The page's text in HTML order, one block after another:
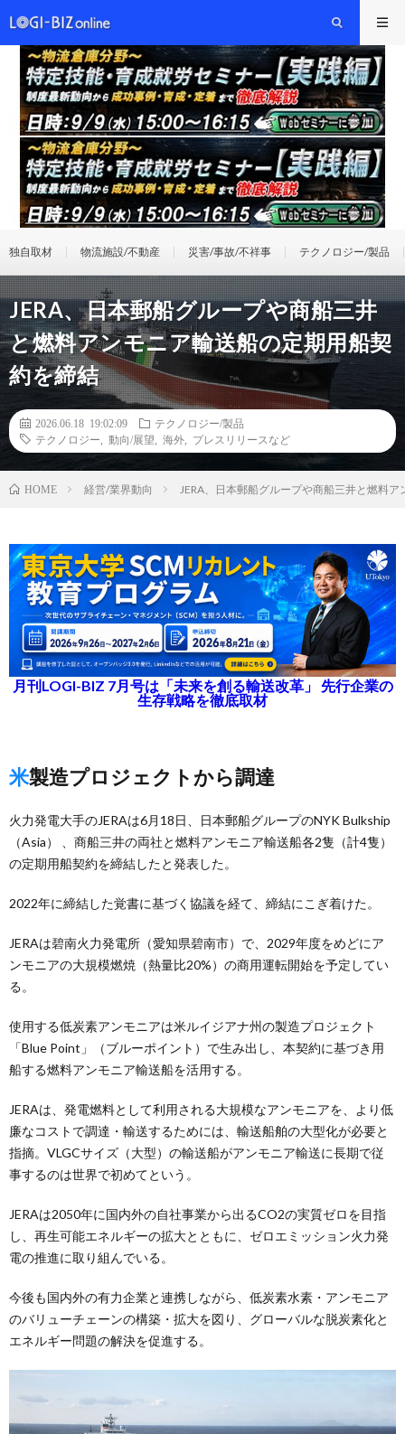
独自取材 物流施設/不動産 災害/事故/不祥事 テクノロジー/製品
JERA、日本郵船グループや商船三井
と燃料アンモニア輸送船の定期用船契
約を締結
2026.06.18 19:02:09
テクノロジー/製品
テクノロジー
動向/展望 海外 プレスリリースなど
HOME 経営/業界動向 JERA、日本郵船グループや商船三井と燃料
月刊LOGI-BIZ 7月号は「未来を創る輸送改革」 先行企業の
生存戦略を徹底取材
米製造プロジェクトから調達
火力発電大手のJERAは6月18日、日本郵船グループのNYK Bulkship
（Asia） 、商船三井の両社と燃料アンモニア輸送船各2隻（計4隻）
の定期用船契約を締結したと発表した。
2022年に締結した覚書に基づく協議を経て、締結にこぎ着けた。
JERAは碧南火力発電所（愛知県碧南市）で、2029年度をめどにア
ンモニアの大規模燃焼（熱量比20%）の商用運転開始を予定してい
る。
使用する低炭素アンモニアは米ルイジアナ州の製造プロジェクト
「Blue Point」（ブルーポイント）で生み出し、本契約に基づき用
船する燃料アンモニア輸送船を活用する。
JERAは、発電燃料として利用される大規模なアンモニアを、より低
廉なコストで調達・輸送するためには、輸送船舶の大型化が必要と
指摘。VLGCサイズ（大型）の輸送船がアンモニア輸送に長期で従
事するのは世界で初めてという。
JERAは2050年に国内外の自社事業から出るCO2の実質ゼロを目指
し、再生可能エネルギーの拡大とともに、ゼロエミッション火力発
電の推進に取り組んでいる。
今後も国内外の有力企業と連携しながら、低炭素水素・アンモニア
のバリューチェーンの構築・拡大を図り、グローバルな脱炭素化と
エネルギー問題の解決を促進する。